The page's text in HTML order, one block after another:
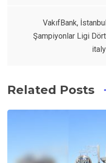
VakıfBank,
Şampiyonlar Ligi
Related Posts